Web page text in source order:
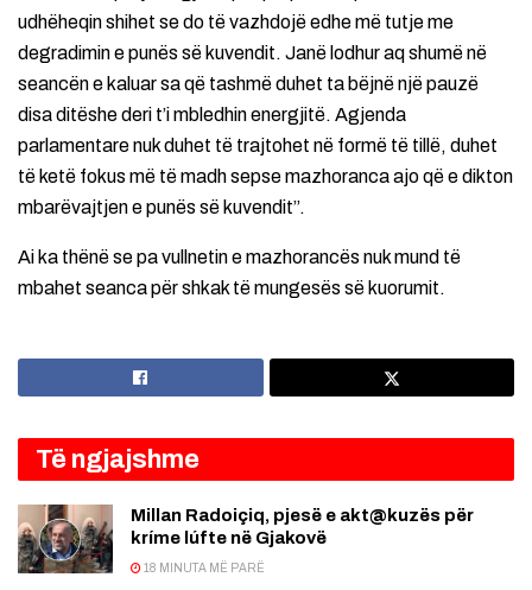
udhëheqin shihet se do të vazhdojë edhe më tutje me
degradimin e punës së kuvendit. Janë lodhur aq shumë në
seancën e kaluar sa që tashmë duhet ta bëjnë një pauzë
disa ditëshe deri t’i mbledhin energjitë. Agjenda
parlamentare nuk duhet të trajtohet në formë të tillë, duhet
të ketë fokus më të madh sepse mazhoranca ajo që e dikton
mbarëvajtjen e punës së kuvendit”.
Ai ka thënë se pa vullnetin e mazhorancës nuk mund të
mbahet seanca për shkak të mungesës së kuorumit.
Të ngjajshme
Millan Radoiçiq, pjesë e akt@kuzës për
kríme lúfte në Gjakovë
18 MINUTA MË PARË